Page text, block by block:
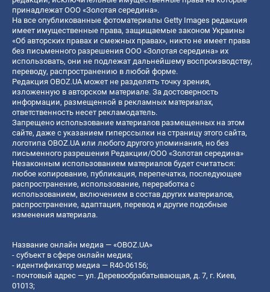
принадлежат ООО «Золотая середина».
На все опубликованные фотоматериалы Getty Images редакция
имеет имущественные права, защищаемые законом Украины
«Об авторских правах и смежных правах», никто не имеет права
без письменного разрешения ООО «Золотая середина» их
использовать, они не подлежат дальнейшему воспроизводству,
переводу, распространению в любой форме.
Редакция OBOZ.UA может не разделять точку зрения,
изложенную в авторском материале. За достоверность
информации, размещенной в рекламных материалах,
ответственность несет рекламодатель.
Запрещено использование материалов размещенных на этом
сайте, даже с указанием гиперссылки на страницу этого сайта,
логотипа OBOZ.UA или любого другого упоминания, но без
письменного разрешения Редакции/ООО «Золотая середина»
Незаконным использованием материалов будет считаться:
любое копирование, публикация, перепечатка, последующее
распространение, использование, переработка с
использованием, включением в состав других материалов,
распространение, адаптация, перевод и другие подобные
изменения материала.
Название онлайн медиа — «OBOZ.UA»
- субъект в сфере онлайн медиа;
- идентификатор медиа — R40-06156;
- почтовый адрес — ул. Деревообрабатывающая, д. 7, г. Киев,
01013;